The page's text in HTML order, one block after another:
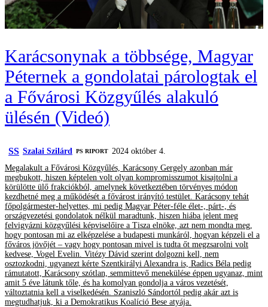
Karácsonynak a többsége, Magyar
Péternek a gondolatai párologtak el
a Fővárosi Közgyűlés alakuló
ülésén (Videó)
SS Szalai Szilárd ‎PS RIPORT
2024 október 4.
Megalakult a Fővárosi Közgyűlés, Karácsony Gergely azonban már
megbukott, hiszen képtelen volt olyan kompromisszumot kisajtolni a
körülötte ülő frakciókból, amelynek következtében törvényes módon
kezdhetné meg a működését a fővárost irányító testület. Karácsony tehát
főpolgármester-helyettes, mi pedig Magyar Péter-féle élet-, párt-, és
országvezetési gondolatok nélkül maradtunk, hiszen hiába jelent meg
felvigyázni közgyűlési képviselőire a Tisza elnöke, azt nem mondta meg,
hogy pontosan mi az elképzelése a budapesti munkáról, hogyan képzeli el a
főváros jövőjét – vagy hogy pontosan mivel is tudta őt megzsarolni volt
kedvese, Vogel Evelin. Vitézy Dávid szerint dolgozni kell, nem
osztozkodni, ugyanezt kérte Szentkirályi Alexandra is, Radics Béla pedig
rámutatott, Karácsony szótlan, semmittevő menekülése éppen ugyanaz, mint
amit 5 éve látunk tőle, és ha komolyan gondolja a város vezetését,
változtatnia kell a viselkedésén. Szaniszló Sándortól pedig akár azt is
megtudhatjuk, ki a Demokratikus Koalíció Bese atyája.